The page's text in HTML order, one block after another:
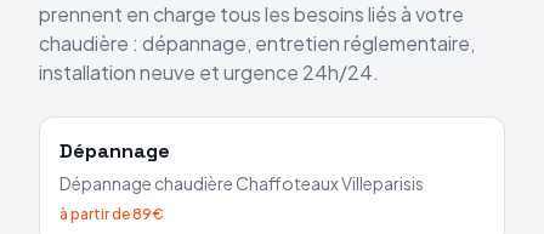
prennent en charge tous les besoins liés à votre
chaudière : dépannage, entretien réglementaire,
installation neuve et urgence 24h/24.
Dépannage
Dépannage chaudière ChaffoteauxVilleparisis
à partir de 89€